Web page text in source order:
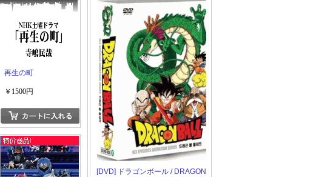
再生の町
￥1500円
[DVD] ドラゴンボール / DRAGON